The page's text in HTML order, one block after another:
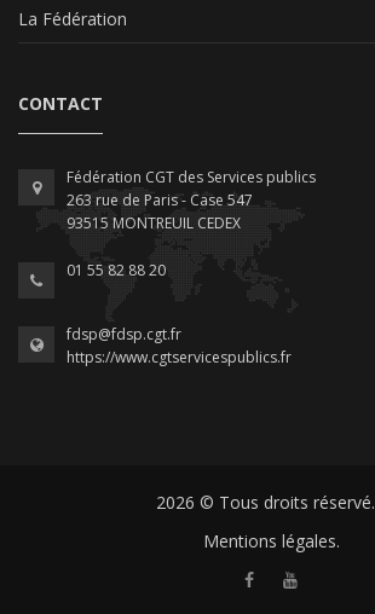
La Fédération
CONTACT
Fédération CGT des Services publics
263 rue de Paris - Case 547
93515 MONTREUIL CEDEX
01 55 82 88 20
fdsp@fdsp.cgt.fr
https://www.cgtservicespublics.fr
2026 © Tous droits réservé.
Mentions légales.